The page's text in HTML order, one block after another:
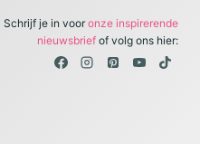
Schrijf je in vooronze inspirerende
nieuwsbriefof volg ons hier: